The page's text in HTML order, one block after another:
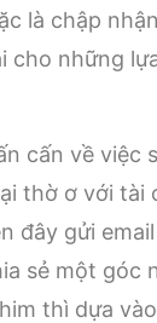
là chập
cho những
cấn về việc
thờ ơ với tài
đây gửi
sẻ một góc
thì dựa